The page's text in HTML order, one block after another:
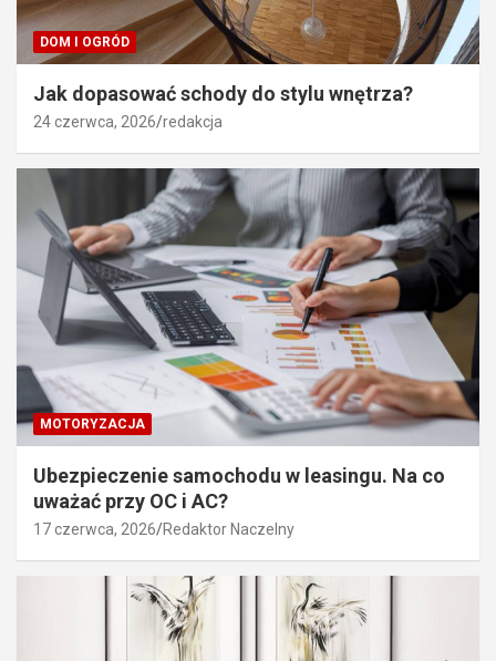
DOM I OGRÓD
Jak dopasować schody do stylu wnętrza?
24 czerwca, 2026 redakcja
MOTORYZACJA
Ubezpieczenie samochodu w leasingu. Na co
uważać przy OC i AC?
17 czerwca, 2026 Redaktor Naczelny